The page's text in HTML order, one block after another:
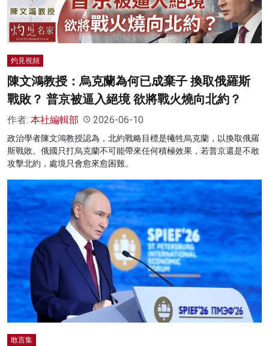
灼見視頻
陳文鴻教授：烏克蘭為何已成棄子 換取俄羅斯
戰敗？ 普京被逼入絕境 欲將戰火燒向北約？
作者: 本社編輯部 2026-06-10
政治學者陳文鴻教授認為，北約戰略目標是犧牲烏克蘭，以換取俄羅
斯戰敗。俄國只打烏克蘭不可能帶來任何積極效果，若普京還是不敢
攻擊北約，處境只會愈來愈困難。
敢言集